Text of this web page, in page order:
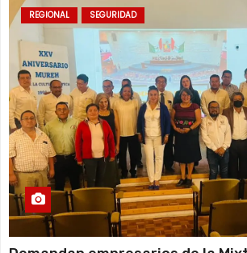
REGIONAL SEGURIDAD